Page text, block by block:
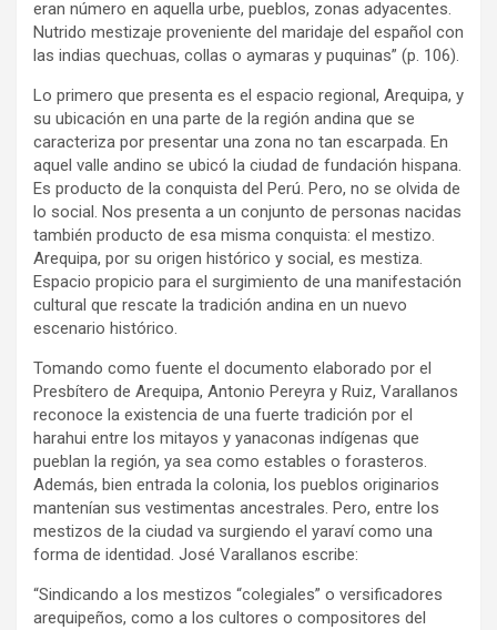
eran número en aquella urbe, pueblos, zonas adyacentes.
Nutrido mestizaje proveniente del maridaje del español con
las indias quechuas, collas o aymaras y puquinas” (p. 106).
Lo primero que presenta es el espacio regional, Arequipa, y
su ubicación en una parte de la región andina que se
caracteriza por presentar una zona no tan escarpada. En
aquel valle andino se ubicó la ciudad de fundación hispana.
Es producto de la conquista del Perú. Pero, no se olvida de
lo social. Nos presenta a un conjunto de personas nacidas
también producto de esa misma conquista: el mestizo.
Arequipa, por su origen histórico y social, es mestiza.
Espacio propicio para el surgimiento de una manifestación
cultural que rescate la tradición andina en un nuevo
escenario histórico.
Tomando como fuente el documento elaborado por el
Presbítero de Arequipa, Antonio Pereyra y Ruiz, Varallanos
reconoce la existencia de una fuerte tradición por el
harahui entre los mitayos y yanaconas indígenas que
pueblan la región, ya sea como estables o forasteros.
Además, bien entrada la colonia, los pueblos originarios
mantenían sus vestimentas ancestrales. Pero, entre los
mestizos de la ciudad va surgiendo el yaraví como una
forma de identidad. José Varallanos escribe:
“Sindicando a los mestizos “colegiales” o versificadores
arequipeños, como a los cultores o compositores del